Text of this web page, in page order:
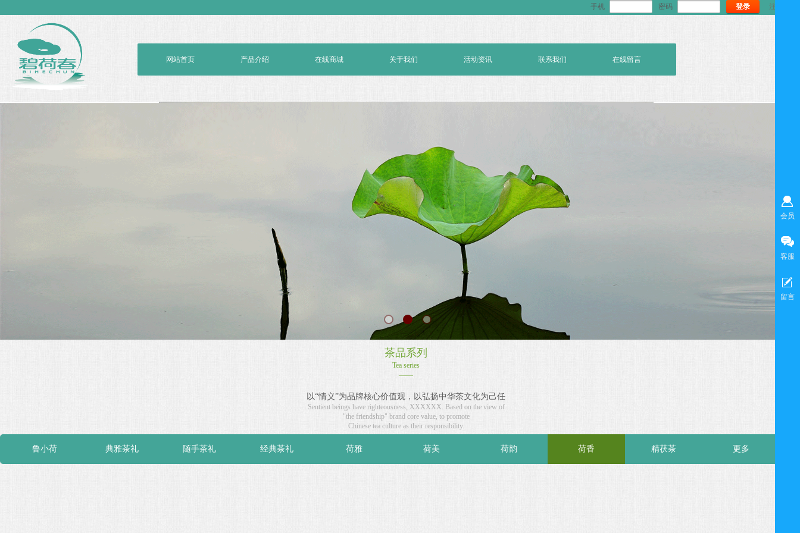
手机 密码 登录 注册
网站首页 产品介绍 在线商城 关于我们 活动资讯 联系我们 在线留言
茶品系列
Tea series
——
以“情义”为品牌核心价值观，以弘扬中华茶文化为己任
Sentient beings have righteousness, XXXXXX. Based on the view of
"the friendship" brand core value, to promote
Chinese tea culture as their responsibility.
鲁小荷 典雅茶礼 随手茶礼 经典茶礼 荷雅 荷美 荷韵 荷香 精茯茶 更多
会员
客服
留言